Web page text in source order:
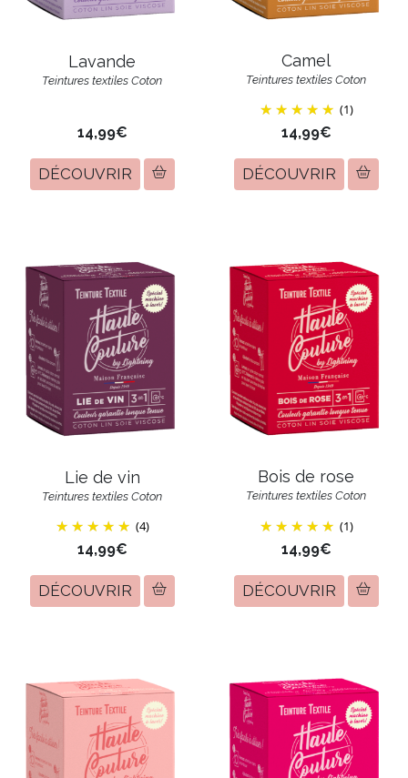
Lavande
Teintures textiles Coton
14,99€
DÉCOUVRIR
Camel
Teintures textiles Coton
(1)
14,99€
DÉCOUVRIR
Lie de vin
Teintures textiles Coton
(4)
14,99€
DÉCOUVRIR
Bois de rose
Teintures textiles Coton
(1)
14,99€
DÉCOUVRIR